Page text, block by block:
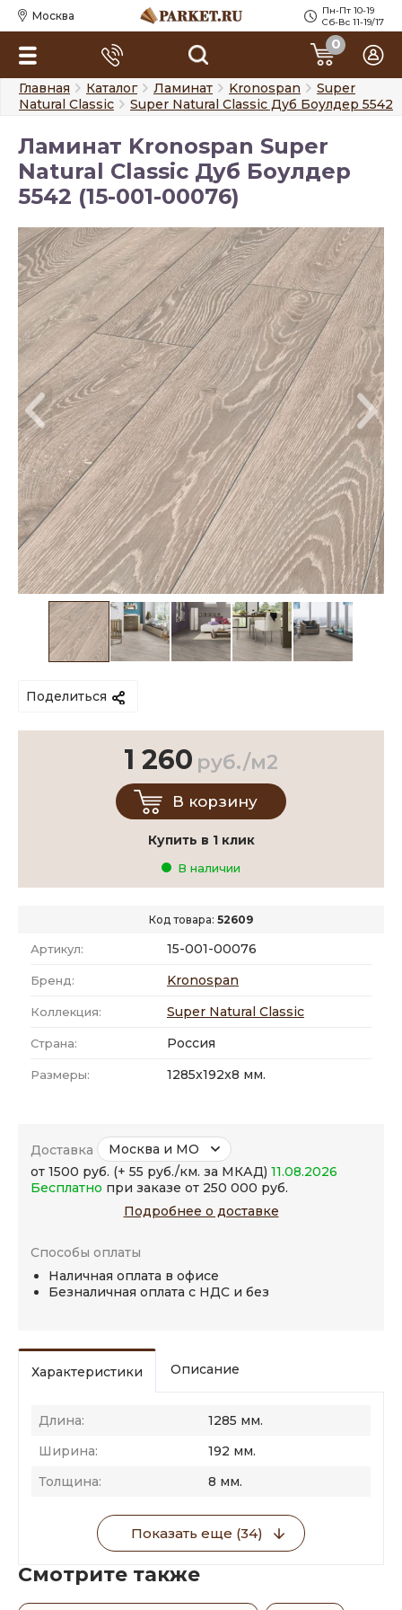
Москва
Пн-Пт 10-19
Сб-Вс 11-19/17
0
Главная Каталог Ламинат Kronospan
Super
Natural Classic
Super Natural Classic Дуб Боулдер 5542
Ламинат Kronospan Super
Natural Classic Дуб Боулдер
5542 (15-001-00076)
Поделиться
Код товара: 52609
Артикул: 15-001-00076
Бренд: Kronospan
Коллекция: Super Natural Classic
Страна: Россия
Размеры: 1285x192x8 мм.
1 260 руб./м2
В корзину
Купить в 1 клик
В наличии
Доставка
Москва и МО
от 1500 руб. (+ 55 руб./км. за МКАД) 11.08.2026
Бесплатно при заказе от 250 000 руб.
Подробнее о доставке
Способы оплаты
Наличная оплата в офисе
Безналичная оплата с НДС и без
Характеристики Описание
Длина:
1285 мм.
Ширина:
192 мм.
Толщина:
8 мм.
Показать еще (34)
Смотрите также